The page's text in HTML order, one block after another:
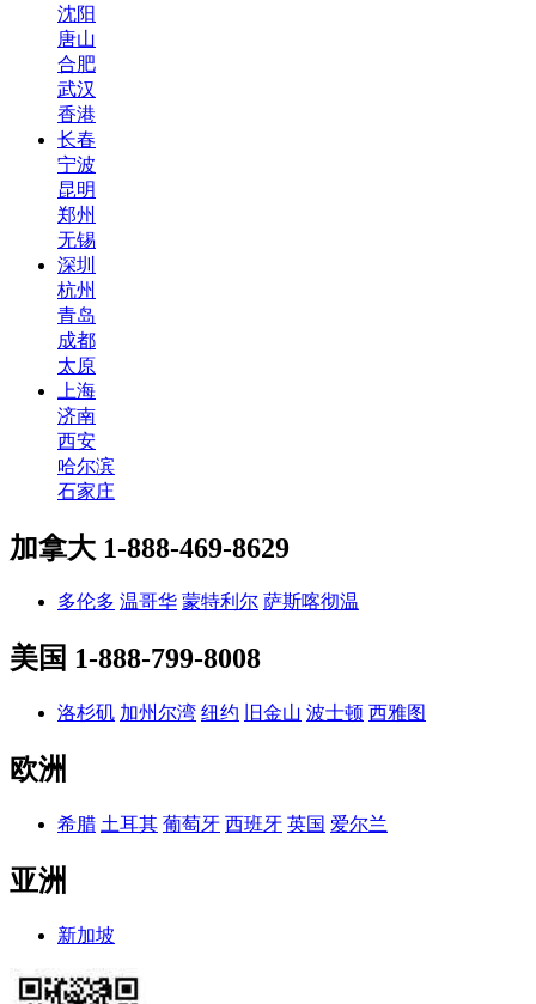
沈阳
唐山
合肥
武汉
香港
长春
宁波
昆明
郑州
无锡
深圳
杭州
青岛
成都
太原
上海
济南
西安
哈尔滨
石家庄
加拿大 1-888-469-8629
多伦多 温哥华 蒙特利尔 萨斯喀彻温
美国 1-888-799-8008
洛杉矶 加州尔湾 纽约 旧金山 波士顿 西雅图
欧洲
希腊 土耳其 葡萄牙 西班牙 英国 爱尔兰
亚洲
新加坡